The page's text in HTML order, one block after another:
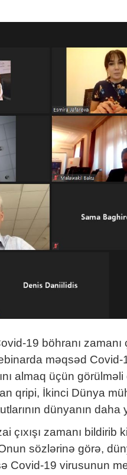
19 böhranı
məqsəd Covid-
almaq üçün
qripi, İkinci Dünya
dünyanın
zamanı
sözlərinə görə,
Covid-19 virusunun